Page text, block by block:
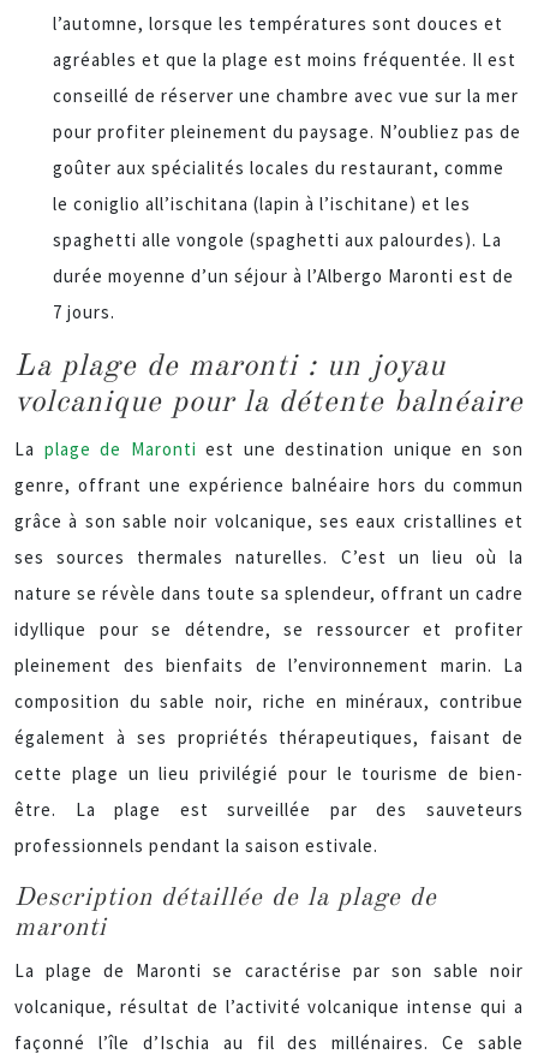
l’automne, lorsque les températures sont douces et
agréables et que la plage est moins fréquentée. Il est
conseillé de réserver une chambre avec vue sur la mer
pour profiter pleinement du paysage. N’oubliez pas de
goûter aux spécialités locales du restaurant, comme
le coniglio all’ischitana (lapin à l’ischitane) et les
spaghetti alle vongole (spaghetti aux palourdes). La
durée moyenne d’un séjour à l’Albergo Maronti est de
7 jours.
La plage de maronti : un joyau
volcanique pour la détente balnéaire
La plage de Marontiest une destination unique en son
genre, offrant une expérience balnéaire hors du commun
grâce à son sable noir volcanique, ses eaux cristallines et
ses sources thermales naturelles. C’est un lieu où la
nature se révèle dans toute sa splendeur, offrant un cadre
idyllique pour se détendre, se ressourcer et profiter
pleinement des bienfaits de l’environnement marin. La
composition du sable noir, riche en minéraux, contribue
également à ses propriétés thérapeutiques, faisant de
cette plage un lieu privilégié pour le tourisme de bien-
être. La plage est surveillée par des sauveteurs
professionnels pendant la saison estivale.
Description détaillée de la plage de
maronti
La plage de Maronti se caractérise par son sable noir
volcanique, résultat de l’activité volcanique intense qui a
façonné l’île d’Ischia au fil des millénaires. Ce sable